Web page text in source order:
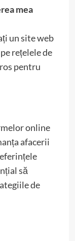
mea
un site web
rețelele de
pentru
online
afacerii
să
de